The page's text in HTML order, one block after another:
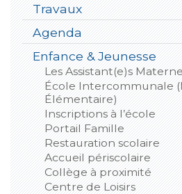
Travaux
Agenda
Enfance & Jeunesse
Les Assistant(e)s
École Intercommunale
Élémentaire)
Inscriptions à l’école
Portail Famille
Restauration scolaire
Accueil périscolaire
Collège à proximité
Centre de Loisirs